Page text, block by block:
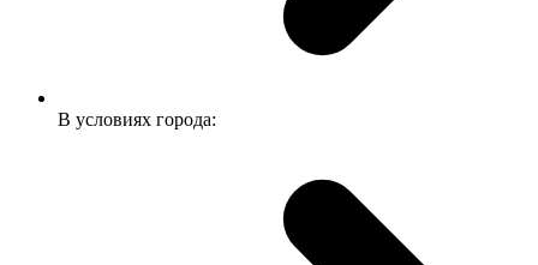
В условиях города: